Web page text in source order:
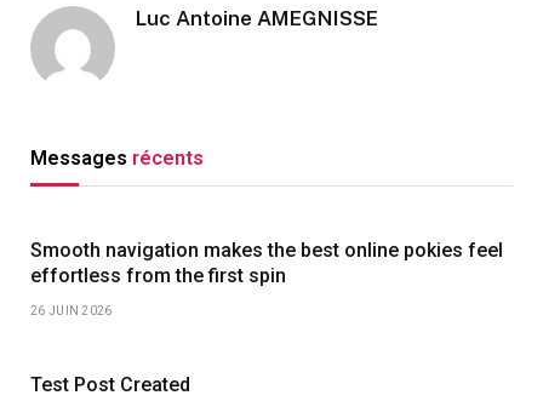
Luc Antoine AMEGNISSE
Messages récents
Smooth navigation makes the best online pokies feel
effortless from the first spin
26 JUIN 2026
Test Post Created